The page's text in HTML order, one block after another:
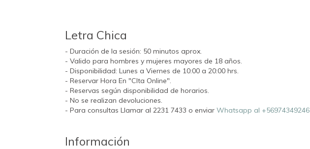
Letra Chica
- Duración de la sesión: 50 minutos aprox.
- Valido para hombres y mujeres mayores de 18 años.
- Disponibilidad: Lunes a Viernes de 10:00 a 20:00 hrs.
- Reservar Hora En "CIta Online".
- Reservas según disponibilidad de horarios.
- No se realizan devoluciones.
- Para consultas Llamar al 2231 7433 o enviar Whatsapp al +56974349246
Información